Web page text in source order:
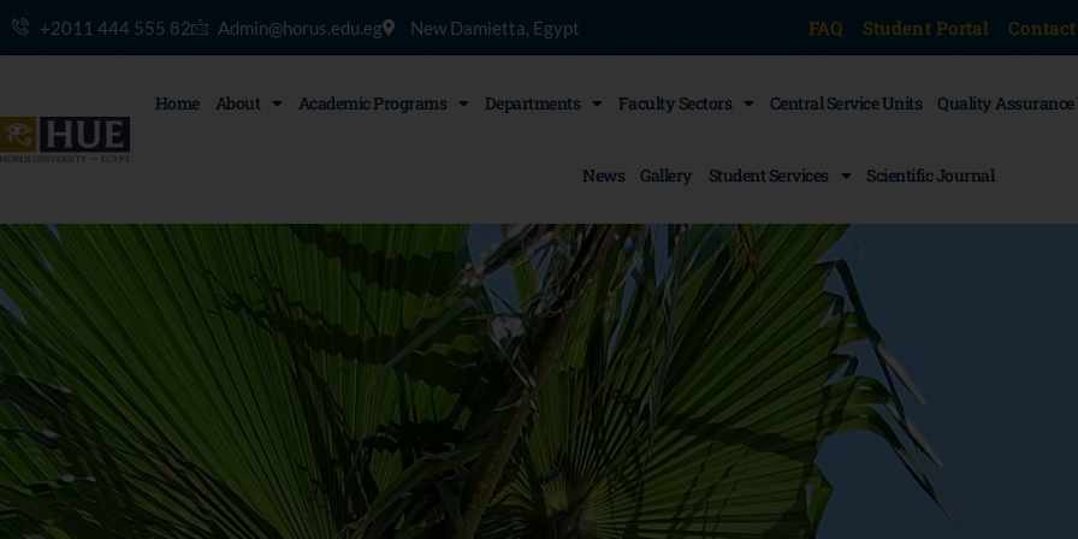
Skip
+2011 444 555 82 Admin@horus.edu.eg New Damietta, Egypt FAQ Student Portal
Home About Academic Programs Departments Faculty Sectors Central Service Units Quality
News Gallery Student Services Scientific Journal